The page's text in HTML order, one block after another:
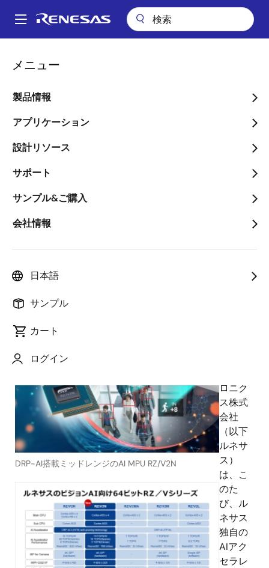
ン
Main
メニュー
製品情報
アプリケーション
設計リソース
サポート
サンプル&ご購入
会社情報
日本語
サンプル
カート
ログイン
パ
ン
く
ず
高度なビジョンAIを高い電力効率で実現する、DRP-AIアクセラレータ
高度なビジョンAIを高い電
力効率で実現する、DRP-AI
アクセラレータ搭載ミッド
レンジのAI
MPU「RZ/V2N」を発表
～低消費電力のため冷却ファンが不要
低減に貢献～
2025年3月11日
DRP-AI搭載ミッドレンジのAI MPU RZ/V2N
ロニク
ス株式
会社
（以下
ルネサ
ス）
は、こ
のた
び、ル
ネサス
独自の
AIアク
セラレ